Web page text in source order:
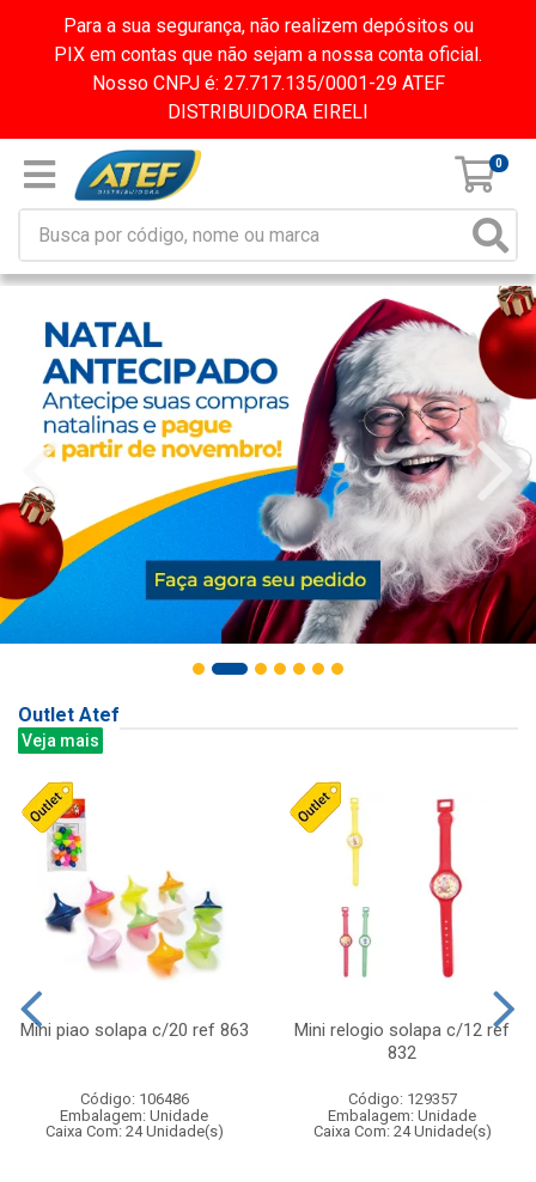
Para a sua segurança, não realizem depósitos ou
PIX em contas que não sejam a nossa conta oficial.
Nosso CNPJ é: 27.717.135/0001-29 ATEF
DISTRIBUIDORA EIRELI
0
Outlet Atef
Veja mais
Mini piao solapa c/20 ref 863
Código: 106486
Embalagem: Unidade
Caixa Com: 24 Unidade(s)
Mini relogio solapa c/12 ref
832
Código: 129357
Embalagem: Unidade
Caixa Com: 24 Unidade(s)